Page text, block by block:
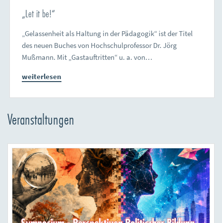
„Let it be!“
„Gelassenheit als Haltung in der Pädagogik“ ist der Titel
des neuen Buches von Hochschulprofessor Dr. Jörg
Mußmann. Mit „Gastauftritten“ u. a. von…
weiterlesen
Veranstaltungen